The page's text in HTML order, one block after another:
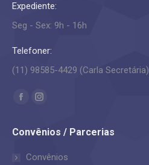
Expediente:
Seg - Sex: 9h - 16h
Telefoner:
(11) 98585-4429 (Carla Secretária)
Encontre-nos em:
Facebook
opens
Instagram
opens
Convênios / Parcerias
Convênios